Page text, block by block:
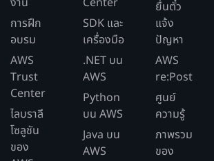
การฝึก
อบรม
AWS
Trust
Center
ไลบราลี
โซลูชัน
ของ
SDK และ
เครื่องมือ
.NET บน
AWS
Python
บน AWS
Java บน
AWS
ยื่นตั๋ว
แจ้ง
ปัญหา
AWS
re:Post
ศูนย์
ความรู้
ภาพรวม
ของ